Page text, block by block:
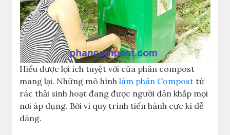
Hiểu được lợi ích tuyệt vời của phân compost
mang lại. Những mô hìnhlàm phân Compost từ
rác thải sinh hoạt đang được người dân khắp mọi
nơi áp dụng. Bởi vì quy trình tiến hành cực kì dễ
dàng.